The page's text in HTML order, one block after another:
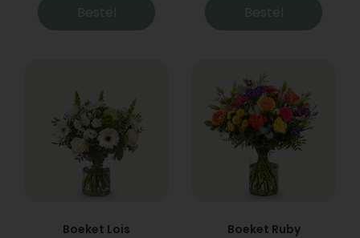
Bestel Bestel
Boeket Lois Boeket Ruby